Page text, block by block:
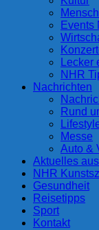
Events
Lecker
NHR
Nachrichten
Rund
Messe
Auto &
Aktuelles
NHR
Gesundheit
Reisetipps
Sport
Kontakt